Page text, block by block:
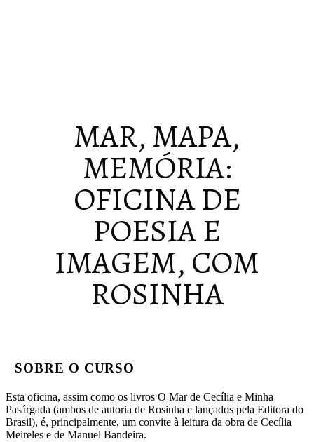
MAR, MAPA,
MEMÓRIA:
OFICINA DE
POESIA E
IMAGEM, COM
ROSINHA
SOBRE O CURSO
Esta oficina, assim como os livros O Mar de Cecília e Minha
Pasárgada (ambos de autoria de Rosinha e lançados pela Editora do
Brasil), é, principalmente, um convite à leitura da obra de Cecília
Meireles e de Manuel Bandeira.